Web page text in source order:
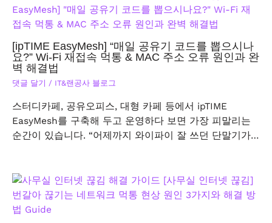
[ipTIME EasyMesh] “매일 공유기 코드를 뽑으시나
요?” Wi-Fi 재접속 먹통 & MAC 주소 오류 원인과 완
벽 해결법
댓글 달기 / IT&랜공사 블로그
스터디카페, 공유오피스, 대형 카페 등에서 ipTIME
EasyMesh를 구축해 두고 운영하다 보면 가장 피말리는
순간이 있습니다. “어제까지 와이파이 잘 쓰던 단말기가…